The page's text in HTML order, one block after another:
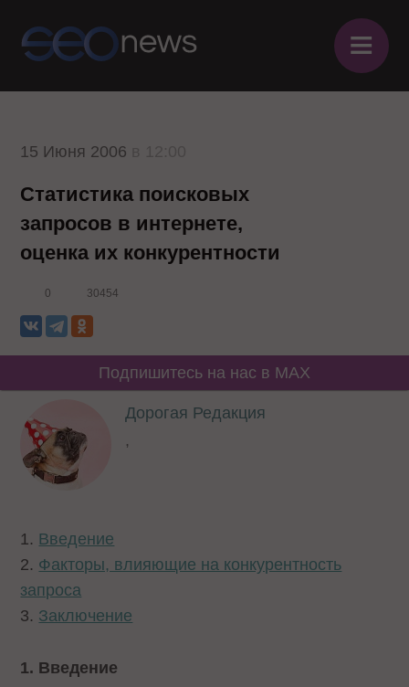
≡
15 Июня 2006
Статистика поисковых
запросов в интернете,
оценка их конкурентности
0 30454
Подпишитесь на нас в MAX
Дорогая Редакция
,
1. Введение
2. Факторы, влияющие на конкурентность
запроса
3. Заключение
1. Введение